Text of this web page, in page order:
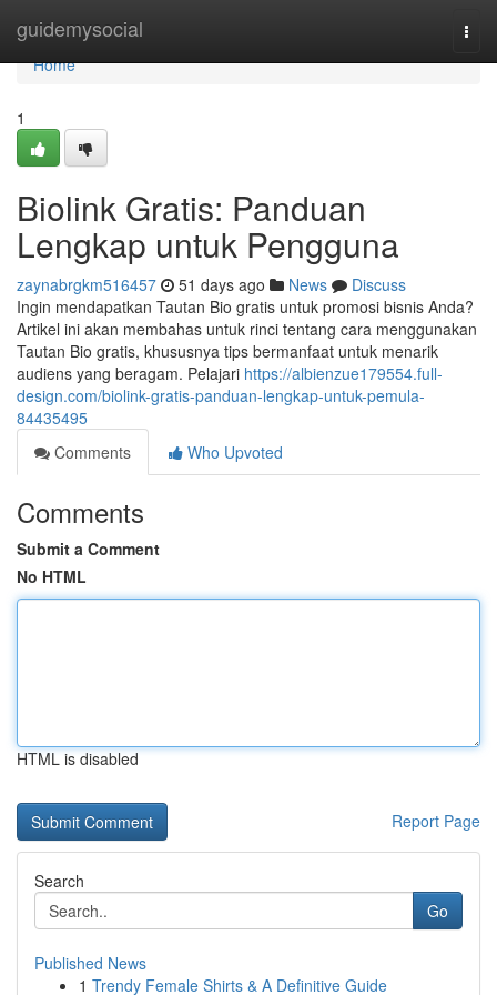
guidemysocial
Home
Home
1
Biolink Gratis: Panduan
Lengkap untuk Pengguna
zaynabrgkm516457 51 days ago News
Discuss
Ingin mendapatkan Tautan Bio gratis untuk promosi bisnis Anda?
Artikel ini akan membahas untuk rinci tentang cara menggunakan
Tautan Bio gratis, khususnya tips bermanfaat untuk menarik
audiens yang beragam. Pelajari https://albienzue179554.full-
design.com/biolink-gratis-panduan-lengkap-untuk-pemula-
84435495
Comments
Who Upvoted
Comments
Submit a Comment
No HTML
HTML is disabled
Report Page
Search
Go
Published News
1 Trendy Female Shirts & A Definitive Guide